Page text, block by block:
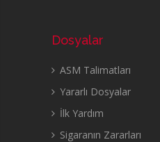
Dosyalar
ASM Talimatları
Yararlı Dosyalar
İlk Yardım
Sigaranın Zararları